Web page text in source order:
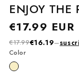
ENJOY THE
Precio
€17.99 EUR
€17.99€16.19–
Color